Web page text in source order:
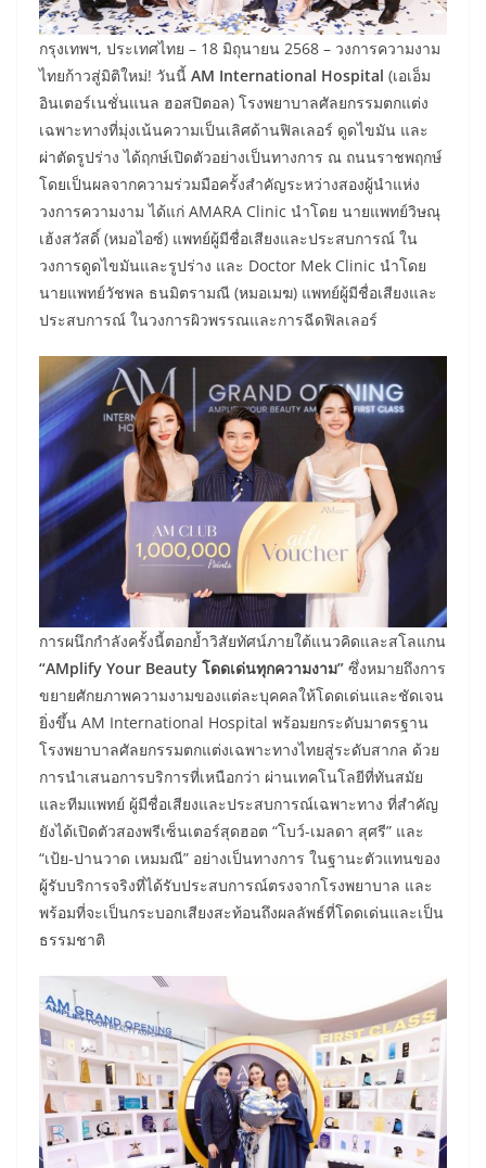
กรุงเทพฯ, ประเทศไทย – 18 มิถุนายน 2568 – วงการความงาม
ไทยก้าวสู่มิติใหม่! วันนี้ AM International Hospital (เอเอ็ม
อินเตอร์เนชั่นแนล ฮอสปิตอล) โรงพยาบาลศัลยกรรมตกแต่ง
เฉพาะทางที่มุ่งเน้นความเป็นเลิศด้านฟิลเลอร์ ดูดไขมัน และ
ผ่าตัดรูปร่าง ได้ฤกษ์เปิดตัวอย่างเป็นทางการ ณ ถนนราชพฤกษ์
โดยเป็นผลจากความร่วมมือครั้งสำคัญระหว่างสองผู้นำแห่ง
วงการความงาม ได้แก่ AMARA Clinic นำโดย นายแพทย์วิษณุ
เฮ้งสวัสดิ์ (หมอไอซ์) แพทย์ผู้มีชื่อเสียงและประสบการณ์ ใน
วงการดูดไขมันและรูปร่าง และ Doctor Mek Clinic นำโดย
นายแพทย์วัชพล ธนมิตรามณี (หมอเมฆ) แพทย์ผู้มีชื่อเสียงและ
ประสบการณ์ ในวงการผิวพรรณและการฉีดฟิลเลอร์
การผนึกกำลังครั้งนี้ตอกย้ำวิสัยทัศน์ภายใต้แนวคิดและสโลแกน
“AMplify Your Beauty โดดเด่นทุกความงาม” ซึ่งหมายถึงการ
ขยายศักยภาพความงามของแต่ละบุคคลให้โดดเด่นและชัดเจน
ยิ่งขึ้น AM International Hospital พร้อมยกระดับมาตรฐาน
โรงพยาบาลศัลยกรรมตกแต่งเฉพาะทางไทยสู่ระดับสากล ด้วย
การนำเสนอการบริการที่เหนือกว่า ผ่านเทคโนโลยีที่ทันสมัย
และทีมแพทย์ ผู้มีชื่อเสียงและประสบการณ์เฉพาะทาง ที่สำคัญ
ยังได้เปิดตัวสองพรีเซ็นเตอร์สุดฮอต “โบว์-เมลดา สุศรี” และ
“เป้ย-ปานวาด เหมมณี” อย่างเป็นทางการ ในฐานะตัวแทนของ
ผู้รับบริการจริงที่ได้รับประสบการณ์ตรงจากโรงพยาบาล และ
พร้อมที่จะเป็นกระบอกเสียงสะท้อนถึงผลลัพธ์ที่โดดเด่นและเป็น
ธรรมชาติ